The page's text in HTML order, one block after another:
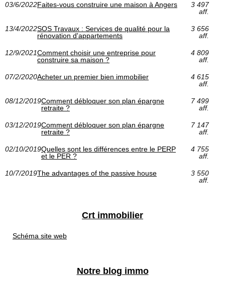
03/6/2022Faites-vous construire une maison à Angers
3 497
aff.
13/4/2022SOS Travaux : Services de qualité pour la
rénovation d'appartements
3 656
aff.
12/9/2021Comment choisir une entreprise pour
construire sa maison ?
4 809
aff.
07/2/2020Acheter un premier bien immobilier
4 615
aff.
08/12/2019Comment débloquer son plan épargne
retraite ?
7 499
aff.
03/12/2019Comment débloquer son plan épargne
retraite ?
7 147
aff.
02/10/2019Quelles sont les différences entre le PERP
et le PER ?
4 755
aff.
10/7/2019The advantages of the passive house
3 550
aff.
Crt immobilier
Schéma site web
Notre blog immo